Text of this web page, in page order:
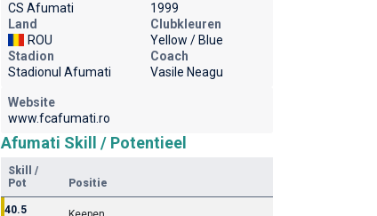
CS Afumati
1999
Land
ROU
Clubkleuren
Yellow / Blue
Stadion
Stadionul Afumati
Coach
Vasile Neagu
Website
www.fcafumati.ro
Afumati Skill / Potentieel
Skill /
Pot
Positie
40.5